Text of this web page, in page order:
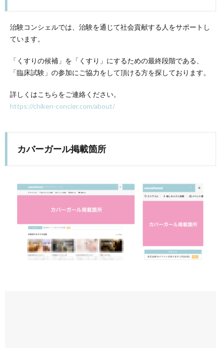
治験コンシェルでは、治験を通じて社会貢献する人をサポートし
ています。
「くすりの候補」を「くすり」にするための最終段階である、
「臨床試験」の参加にご協力をして頂ける方を探しております。
詳しくはこちらをご連絡ください。
https://chiken-concier.com/about/
カバーガール掲載箇所